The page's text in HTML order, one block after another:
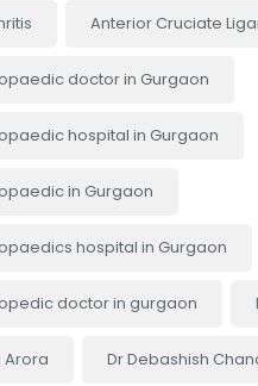
Anterior Cruciate
doctor in Gurgaon
hospital in Gurgaon
in Gurgaon
hospital in Gurgaon
doctor in gurgaon
Arora Dr Debashish